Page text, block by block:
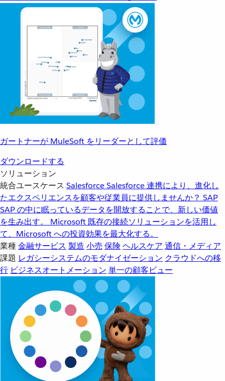
ガートナーが MuleSoft をリーダーとして評価
ダウンロードする
ソリューション
統合ユースケース SalesforceSalesforce 連携により、進化し
たエクスペリエンスを顧客や従業員に提供しませんか？ SAP
SAP の中に眠っているデータを開放することで、新しい価値
を生み出す。
Microsoft 既存の接続ソリューションを活用し
て、Microsoft への投資効果を最大化する。
業種金融サービス 製造 小売 保険 ヘルスケア 通信・メディア
課題 レガシーシステムのモダナイゼーション クラウドへの移
行 ビジネスオートメーション 単一の顧客ビュー